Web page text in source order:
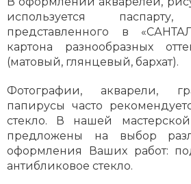
используется
представленного в
картона разнообразных
(матовый, глянцевый, бархат).
Фотографии, акварели,
папирусы часто
стекло. В нашей
предложены на выбор
оформления Ваших работ:
антибликовое стекло.